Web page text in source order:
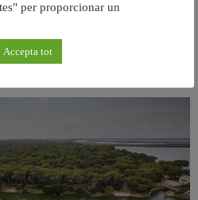
persones majors del barri de Sant Antoni
per proporcionar un
Accepta tot